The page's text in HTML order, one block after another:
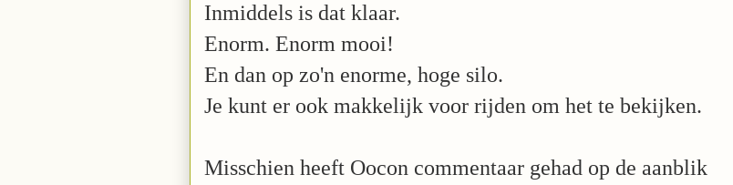
Inmiddels is dat klaar.
Enorm. Enorm mooi!
En dan op zo'n enorme, hoge silo.
Je kunt er ook makkelijk voor rijden om het te bekijken.
Misschien heeft Oocon commentaar gehad op de aanblik